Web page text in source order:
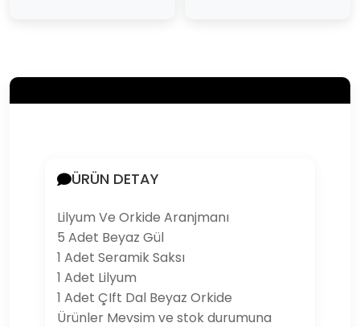
ÜRÜN DETAY
Lilyum Ve Orkide Aranjmanı
5 Adet Beyaz Gül
1 Adet Seramik Saksı
1 Adet Lilyum
1 Adet ÇIft Dal Beyaz Orkide
Ürünler Mevsim ve stok durumuna